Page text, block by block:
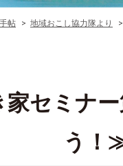
帖 地域おこし協力隊より
家セミナ
う！